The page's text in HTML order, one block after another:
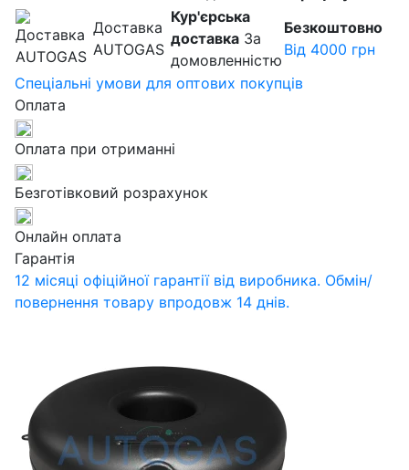
Доставка
AUTOGAS
Кур'єрська
доставка За
домовленністю
Безкоштовно
Від 4000 грн
Спеціальні умови для оптових покупців
Оплата
Оплата при отриманні
Безготівковий розрахунок
Онлайн оплата
Гарантія
12 місяці офіційної гарантії від виробника. Обмін/
повернення товару впродовж 14 днів.